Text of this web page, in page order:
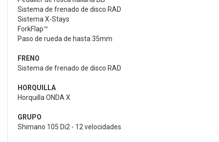
Sistema de frenado de disco RAD
Sistema X-Stays
ForkFlap™
Paso de rueda de hasta 35mm
FRENO
Sistema de frenado de disco RAD
HORQUILLA
Horquilla ONDA X
GRUPO
Shimano 105 Di2 - 12 velocidades